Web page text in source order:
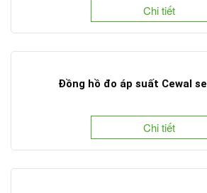
Chi tiết
Đồng hồ đo áp suất Cewal
Chi tiết